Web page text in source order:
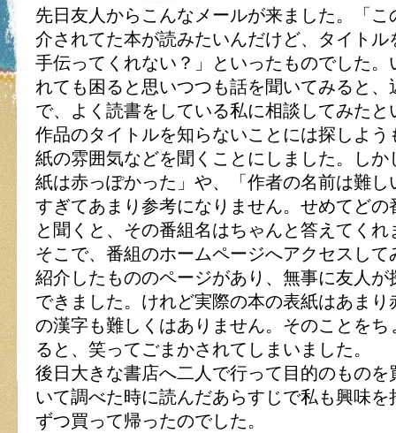
先日友人からこんなメールが来ました。「
介されてた本が読みたいんだけど、タイト
手伝ってくれない？」といったものでした
れても困ると思いつつも話を聞いてみると
で、よく読書をしている私に相談してみた
作品のタイトルを知らないことには探しよ
紙の雰囲気などを聞くことにしました。し
紙は赤っぽかった」や、「作者の名前は難
すぎてあまり参考になりません。せめてど
と聞くと、その番組名はちゃんと答えてくれ
そこで、番組のホームページへアクセスし
紹介したもののページがあり、無事に友人
できました。けれど実際の本の表紙はあま
の漢字も難しくはありません。そのことを
ると、笑ってごまかされてしまいました。
後日大きな書店へ二人で行って目的のもの
いて調べた時に読んだあらすじで私も興味
ずつ買って帰ったのでした。